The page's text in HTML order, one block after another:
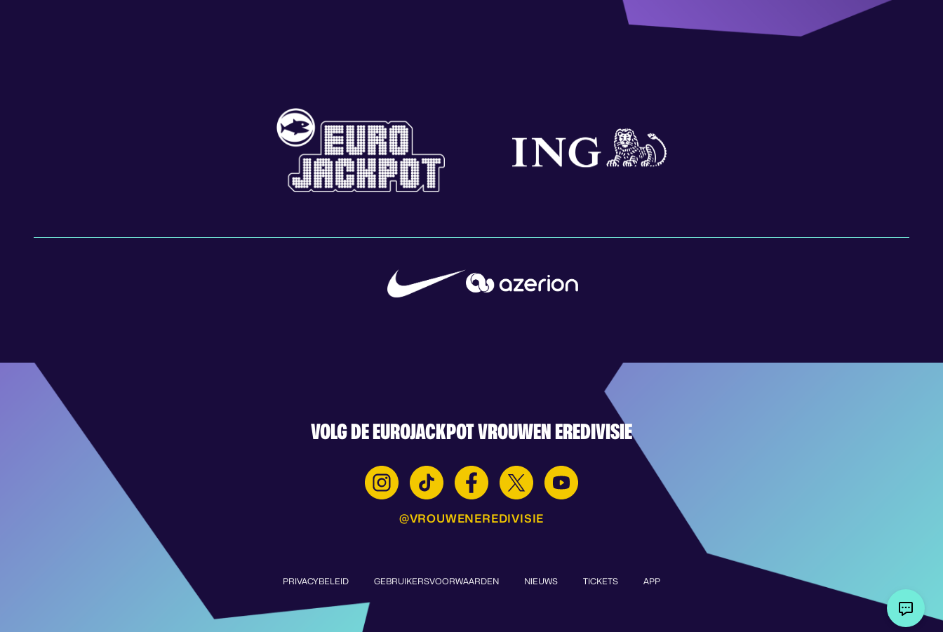
VOLG DE EUROJACKPOT VROUWEN EREDIVISIE
@VROUWENEREDIVISIE
PRIVACYBELEID GEBRUIKERSVOORWAARDEN NIEUWS TICKETS APP